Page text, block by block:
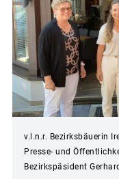
v.l.n.r. Bezirksbäuerin
Presse- und
Bezirkspäsident